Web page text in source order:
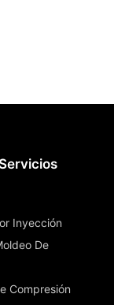
Inyección
De
Compresión